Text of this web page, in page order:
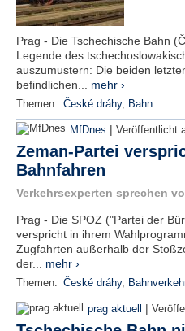
Prag - Die Tschechische Bahn
Legende des
auszumustern: Die beiden
befindlichen... mehr ›
Themen: České dráhy, Bahn
MfDnes | Veröffentlicht
Zeman-Partei
Bahnfahren
Verkehrsexperten sprechen
Prag - Die SPOZ ("Partei der
verspricht in ihrem
Zugfahrten außerhalb der
der... mehr ›
Themen: České dráhy,
prag aktuell |